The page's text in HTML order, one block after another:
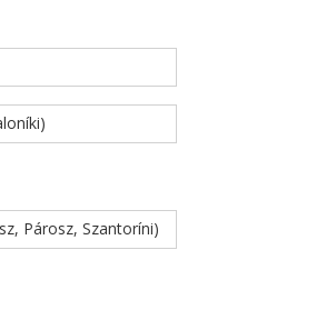
Párosz, Szantoríni)